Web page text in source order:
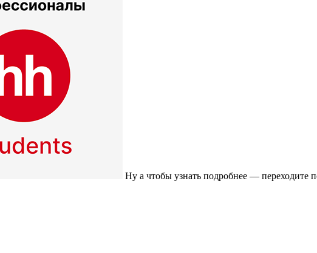
Ну а чтобы узнать подробнее — переходите